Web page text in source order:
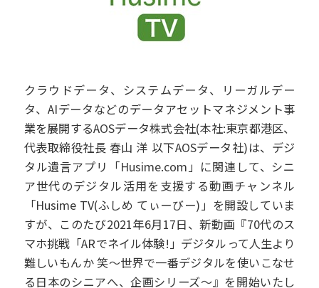
クラウドデータ、システムデータ、リーガルデー
タ、AIデータなどのデータアセットマネジメント事
業を展開するAOSデータ株式会社(本社:東京都港区、
代表取締役社長 春山 洋 以下AOSデータ社)は、デジ
タル遺言アプリ「Husime.com」に関連して、シニ
ア世代のデジタル活用を支援する動画チャンネル
「Husime TV(ふしめ てぃーびー)」を開設していま
すが、このたび2021年6月17日、新動画『70代のス
マホ挑戦「ARでネイル体験!」デジタルって人生より
難しいもんか 笑～世界で一番デジタルを使いこなせ
る日本のシニアへ、企画シリーズ～』を開始いたし